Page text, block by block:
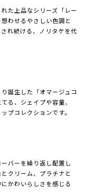
た上品なシリーズ「レー
わせるやさしい色調と
れ続ける、ノリタケを代
誕生した「オマージュコ
る、シェイプや容量、
プコレクションです。
バーを繰り返し配置し
クリーム、プラチナと
かわいらしさを感じる